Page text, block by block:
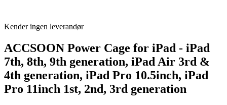
Kender ingen leverandør
ACCSOON Power Cage for iPad - iPad
7th, 8th, 9th generation, iPad Air 3rd &
4th generation, iPad Pro 10.5inch, iPad
Pro 11inch 1st, 2nd, 3rd generation